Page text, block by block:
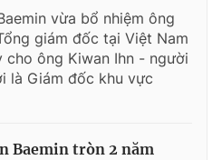
vừa bổ nhiệm ông
giám đốc tại Việt Nam
ông Kiwan Ihn - người
là Giám đốc khu vực
Baemin tròn 2 năm